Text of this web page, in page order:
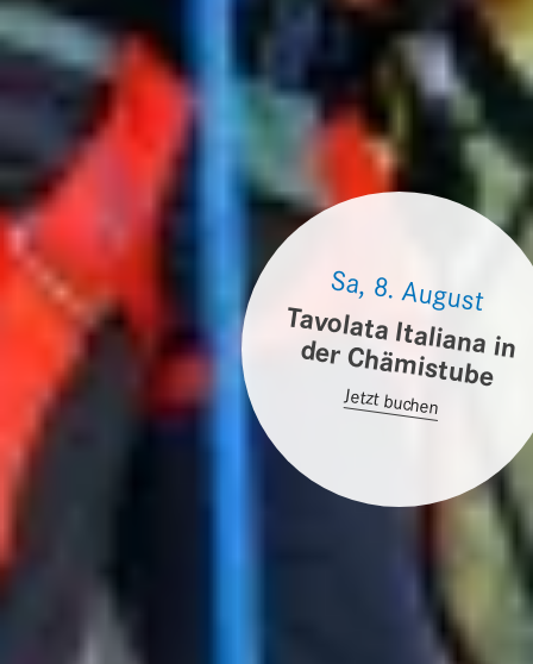
Sa, 8. August
Tavolata Italiana in der Chäm
istube
Jetzt buchen